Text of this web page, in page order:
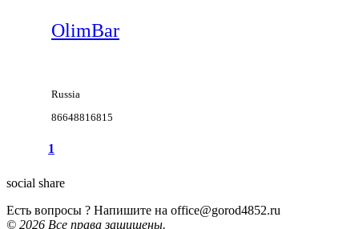
OlimBar
Russia
86648816815
1
social share
Есть вопросы ? Напишите на office@gorod4852.ru
© 2026 Все права защищены.